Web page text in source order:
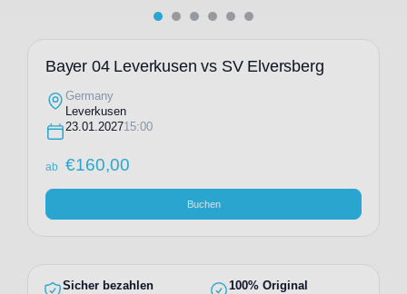
Bayer 04 Leverkusen vs SV Elversberg
Germany
Leverkusen
23.01.202715:00
ab €160,00
Buchen
Sicher bezahlen 100% Original